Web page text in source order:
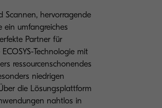
Scannen, hervorragende
ein umfangreiches
Partner für
Technologie mit
ressourcenschonendes
niedrigen
die Lösungsplattform
nahtlos in